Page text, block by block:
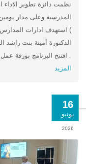
نظمت دائرة تطوير
المدرسية وعلى مدار
) استهدف ادارات المدارس
الدكتورة أمينة بنت
. افتتح البرنامج بورقة
المزيد
16
يونيو
2026